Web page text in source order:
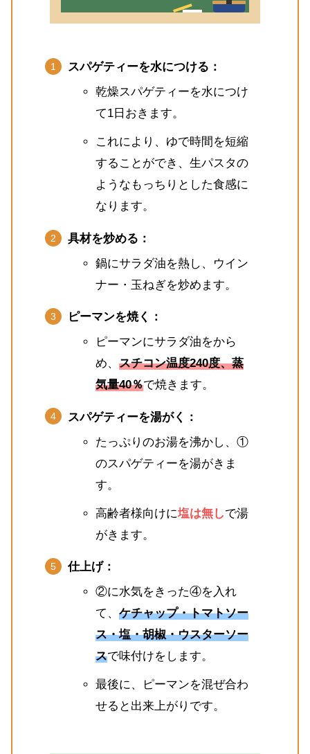
スパゲティーを水につける：
乾燥スパゲティーを水につけ
て1日おきます。
これにより、ゆで時間を短縮
することができ、生パスタの
ようなもっちりとした食感に
なります。
具材を炒める：
鍋にサラダ油を熱し、ウイン
ナー・玉ねぎを炒めます。
ピーマンを焼く：
ピーマンにサラダ油をから
め、 スチコン温度240度、蒸
気量40％で焼きます。
スパゲティーを湯がく：
たっぷりのお湯を沸かし、①
のスパゲティーを湯がきま
す。
高齢者様向けに塩は無しで湯
がきます。
仕上げ：
②に水気をきった④を入れ
て、 ケチャップ・トマトソー
ス・塩・胡椒・ウスターソー
スで味付けをします。
最後に、ピーマンを混ぜ合わ
せると出来上がりです。